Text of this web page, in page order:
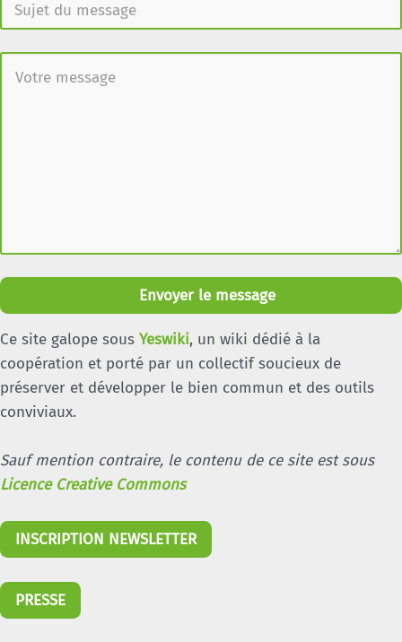
Envoyer le message
Ce site galope sous Yeswiki, un wiki dédié à la
coopération et porté par un collectif soucieux de
préserver et développer le bien commun et des outils
conviviaux.
Sauf mention contraire, le contenu de ce site est sous
Licence Creative Commons
INSCRIPTION NEWSLETTER
PRESSE